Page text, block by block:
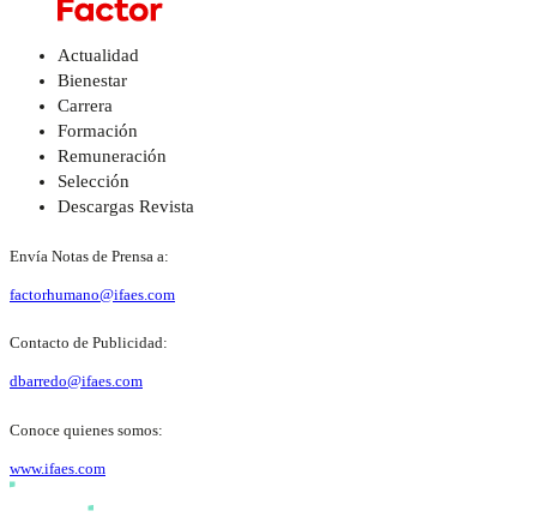
Actualidad
Bienestar
Carrera
Formación
Remuneración
Selección
Descargas Revista
Envía Notas de Prensa a:
factorhumano@ifaes.com
Contacto de Publicidad:
dbarredo@ifaes.com
Conoce quienes somos:
www.ifaes.com